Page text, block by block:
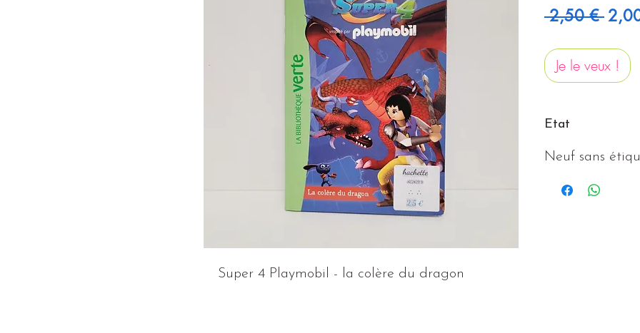
Super 4 Playmobil - la colère du dragon
2,50 € Prix
Je le veux !
Etat
Neuf sans